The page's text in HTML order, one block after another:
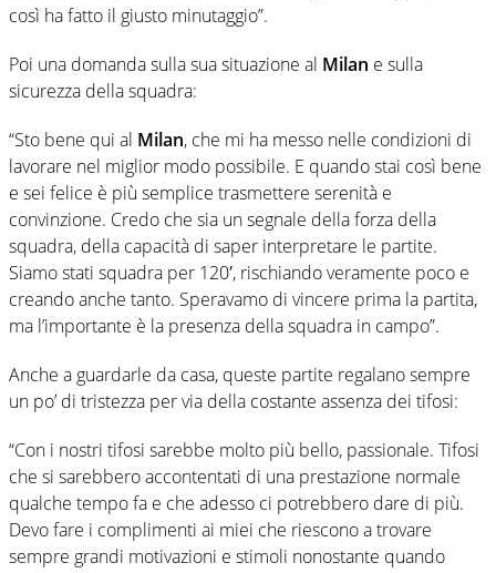
così ha fatto il giusto minutaggio”.
Poi una domanda sulla sua situazione al Milan e sulla
sicurezza della squadra:
“Sto bene qui al Milan, che mi ha messo nelle condizioni di
lavorare nel miglior modo possibile. E quando stai così bene
e sei felice è più semplice trasmettere serenità e
convinzione. Credo che sia un segnale della forza della
squadra, della capacità di saper interpretare le partite.
Siamo stati squadra per 120′, rischiando veramente poco e
creando anche tanto. Speravamo di vincere prima la partita,
ma l’importante è la presenza della squadra in campo”.
Anche a guardarle da casa, queste partite regalano sempre
un po’ di tristezza per via della costante assenza dei tifosi:
“Con i nostri tifosi sarebbe molto più bello, passionale. Tifosi
che si sarebbero accontentati di una prestazione normale
qualche tempo fa e che adesso ci potrebbero dare di più.
Devo fare i complimenti ai miei che riescono a trovare
sempre grandi motivazioni e stimoli nonostante quando